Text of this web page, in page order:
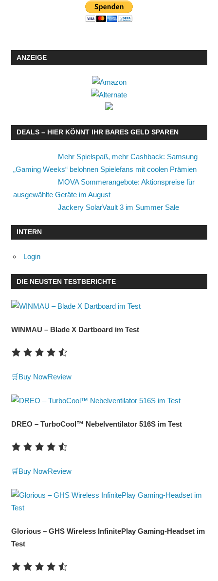
ANZEIGE
DEALS – HIER KÖNNT IHR BARES GELD SPAREN
Mehr Spielspaß, mehr Cashback: Samsung
„Gaming Weeks“ belohnen Spielefans mit coolen Prämien
MOVA Sommerangebote: Aktionspreise für
ausgewählte Geräte im August
Jackery SolarVault 3 im Summer Sale
INTERN
Login
DIE NEUSTEN TESTBERICHTE
WINMAU – Blade X Dartboard im Test
🛒Buy NowReview
DREO – TurboCool™ Nebelventilator 516S im Test
🛒Buy NowReview
Glorious – GHS Wireless InfinitePlay Gaming-Headset im
Test